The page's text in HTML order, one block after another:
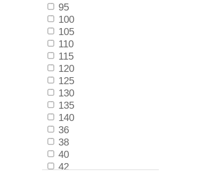
95
100
105
110
115
120
125
130
135
140
36
38
40
42